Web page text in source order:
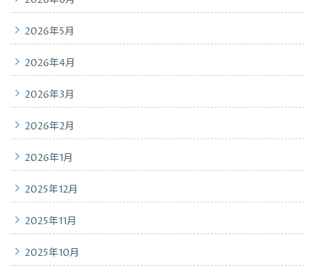
2026年5月
2026年4月
2026年3月
2026年2月
2026年1月
2025年12月
2025年11月
2025年10月